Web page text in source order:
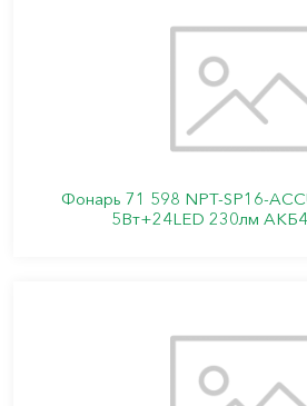
Фонарь 71 598 NPT-SP16-
5Вт+24LED 230лм